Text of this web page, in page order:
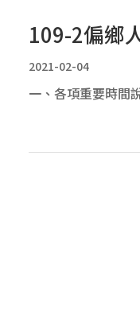
109-2偏鄉
2021-02-04
一、各項重要時